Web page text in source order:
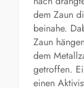
dem Zaun
beinahe.
Zaun
dem
getroffen.
einen